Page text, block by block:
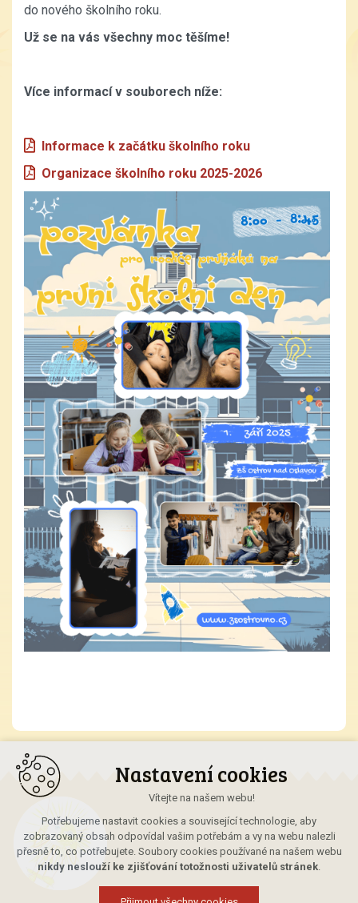
do nového školního roku.
Už se na vás všechny moc těšíme!
Více informací v souborech níže:
Informace k začátku školního roku
Organizace školního roku 2025-2026
Nastavení cookies
Vítejte na našem webu!
Potřebujeme nastavit cookies a související technologie, aby
zobrazovaný obsah odpovídal vašim potřebám a vy na webu nalezli
přesně to, co potřebujete. Soubory cookies používané na našem webu
nikdy neslouží ke zjišťování totožnosti uživatelů stránek.